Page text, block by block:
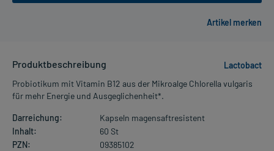
Produktbeschreibung
Lactobact
Probiotikum mit Vitamin B12 aus der Mikroalge Chlorella vulgaris
für mehr Energie und Ausgeglichenheit*.
Darreichung:
Kapseln magensaftresistent
Inhalt:
60 St
PZN:
09385102